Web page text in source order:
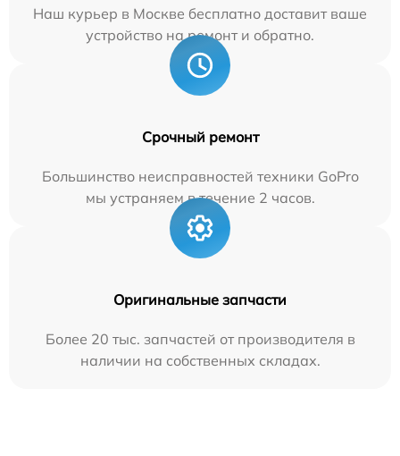
Наш курьер в Москве бесплатно доставит ваше
устройство на ремонт и обратно.
Срочный ремонт
Большинство неисправностей техники GoPro
мы устраняем в течение 2 часов.
Оригинальные запчасти
Более 20 тыс. запчастей от производителя в
наличии на собственных складах.